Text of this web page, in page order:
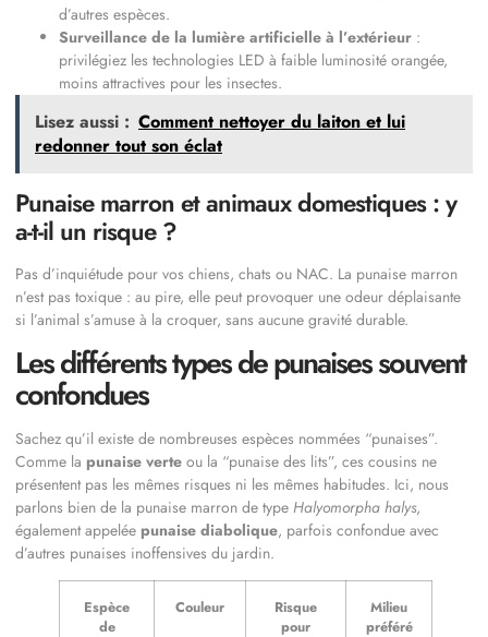
d’autres espèces.
Surveillance de la lumière artificielle à l’extérieur :
privilégiez les technologies LED à faible luminosité orangée,
moins attractives pour les insectes.
Lisez aussi : Comment nettoyer du laiton et lui
redonner tout son éclat
Punaise marron et animaux domestiques : y
a-t-il un risque ?
Pas d’inquiétude pour vos chiens, chats ou NAC. La punaise marron
n’est pas toxique : au pire, elle peut provoquer une odeur déplaisante
si l’animal s’amuse à la croquer, sans aucune gravité durable.
Les différents types de punaises souvent
confondues
Sachez qu’il existe de nombreuses espèces nommées “punaises”.
Comme la punaise verte ou la “punaise des lits”, ces cousins ne
présentent pas les mêmes risques ni les mêmes habitudes. Ici, nous
parlons bien de la punaise marron de type Halyomorpha halys,
également appelée punaise diabolique, parfois confondue avec
d’autres punaises inoffensives du jardin.
Espèce
de
Couleur
Risque
pour
Milieu
préféré